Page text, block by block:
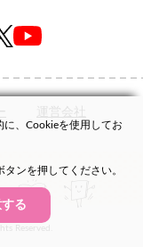
運営会社
Reserved.
、Cookieを使用してお
ンを押してください。
する